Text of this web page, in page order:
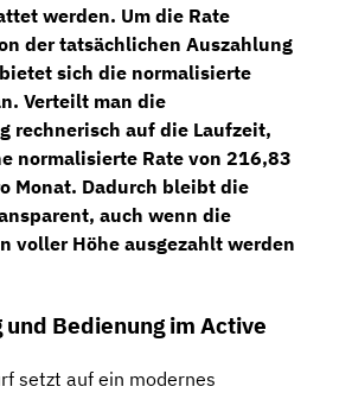
werden. Um die Rate
der tatsächlichen Auszahlung
sich die normalisierte
Verteilt man die
rechnerisch auf die Laufzeit,
normalisierte Rate von 216,83
Monat. Dadurch bleibt die
auch wenn die
voller Höhe ausgezahlt werden
Bedienung im Active
setzt auf ein modernes